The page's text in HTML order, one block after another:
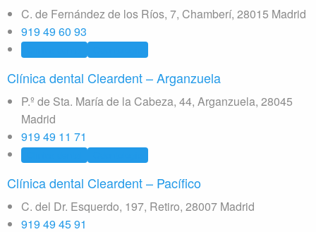
C. de Fernández de los Ríos, 7, Chamberí, 28015 Madrid
919 49 60 93
Clínica dental Cleardent – Arganzuela
P.º de Sta. María de la Cabeza, 44, Arganzuela, 28045
Madrid
919 49 11 71
Clínica dental Cleardent – Pacífico
C. del Dr. Esquerdo, 197, Retiro, 28007 Madrid
919 49 45 91